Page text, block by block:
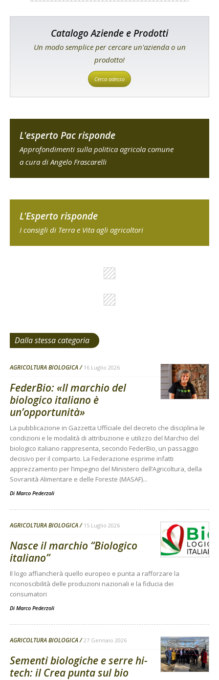
Catalogo Aziende e Prodotti
Un modo semplice per cercare un'azienda o un
prodotto!
Cerca adesso
L'esperto Pac risponde
Approfondimenti sulla politica agricola comune
a cura di Angelo Frascarelli
L'Esperto risponde
I consigli di Terra e Vita agli agricoltori
Dalla stessa categoria
AGRICOLTURA BIOLOGICA 16 Luglio 2026
FederBio: «Il marchio del
biologico italiano è
un’opportunità»
La pubblicazione in Gazzetta Ufficiale del decreto che disciplina le
condizioni e le modalità di attribuzione e utilizzo del Marchio del
biologico italiano rappresenta, secondo FederBio, un passaggio
decisivo per il comparto. La Federazione esprime infatti
apprezzamento per l’impegno del Ministero dell’Agricoltura, della
Sovranità Alimentare e delle Foreste (MASAF)...
Di Marco Pederzoli
AGRICOLTURA BIOLOGICA 15 Luglio 2026
Nasce il marchio “Biologico
italiano”
Il logo affiancherà quello europeo e punta a rafforzare la
riconoscibilità delle produzioni nazionali e la fiducia dei
consumatori
Di Marco Pederzoli
AGRICOLTURA BIOLOGICA 27 Gennaio 2026
Sementi biologiche e serre hi-
tech: il Crea punta sul bio